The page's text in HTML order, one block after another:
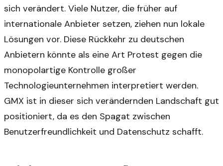
sich verändert. Viele Nutzer, die früher auf
internationale Anbieter setzen, ziehen nun lokale
Lösungen vor. Diese Rückkehr zu deutschen
Anbietern könnte als eine Art Protest gegen die
monopolartige Kontrolle großer
Technologieunternehmen interpretiert werden.
GMX ist in dieser sich verändernden Landschaft gut
positioniert, da es den Spagat zwischen
Benutzerfreundlichkeit und Datenschutz schafft.